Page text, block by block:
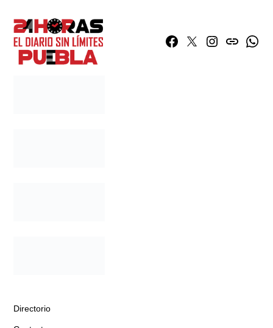
Facebook
TwitterInstagram
issuu
Directorio